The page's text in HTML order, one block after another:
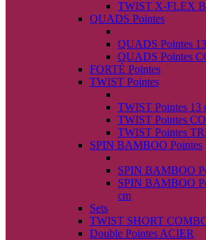
TWIST X-FLEX
QUADS Pointes
QUADS Pointes
QUADS Pointes
FORTÉ Pointes
TWIST Pointes
TWIST Pointes 13
TWIST Pointes
TWIST Pointes
SPIN BAMBOO Pointes
SPIN BAMBOO
SPIN BAMBOO
cm
Sets
TWIST SHORT
Double Pointes ACIER